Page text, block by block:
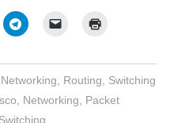
Networking Routing
Switching
Networking
Packet